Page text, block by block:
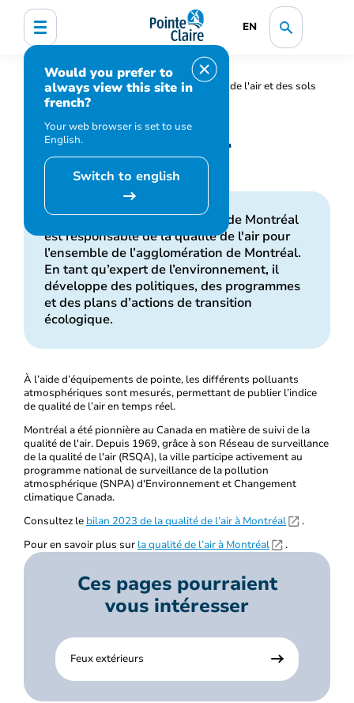
EN
Would you prefer to
always view this site in
french?
Your web browser is set to use
English.
Switch to english
Accueil Environnement
Qualité de l'air et des sols
Qualité de l'air
Qualité de l'air
Le Service de l'environnement de Montréal
est responsable de la qualité de l'air pour
l’ensemble de l’agglomération de Montréal.
En tant qu’expert de l’environnement, il
développe des politiques, des programmes
et des plans d’actions de transition
écologique.
À l’aide d’équipements de pointe, les différents polluants
atmosphériques sont mesurés, permettant de publier l’indice
de qualité de l’air en temps réel.
Montréal a été pionnière au Canada en matière de suivi de la
qualité de l'air. Depuis 1969, grâce à son Réseau de surveillance
de la qualité de l'air (RSQA), la ville participe activement au
programme national de surveillance de la pollution
atmosphérique (SNPA) d'Environnement et Changement
climatique Canada.
Consultez le bilan 2023 de la qualité de l’air à Montréal
.
Pour en savoir plus sur la qualité de l’air à Montréal .
Ces pages pourraient
vous intéresser
Feux extérieurs